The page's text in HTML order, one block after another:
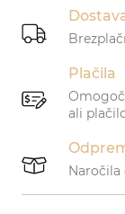
Plačila
ali
Naročila